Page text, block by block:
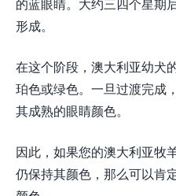
的蓝眼睛。大约三四个星期
形成。
在这个阶段，澳大利亚幼犬
珀色或绿色。一旦过渡完成
其成熟的眼睛颜色。
因此，如果您的澳大利亚牧
仍保持其颜色，那么可以肯